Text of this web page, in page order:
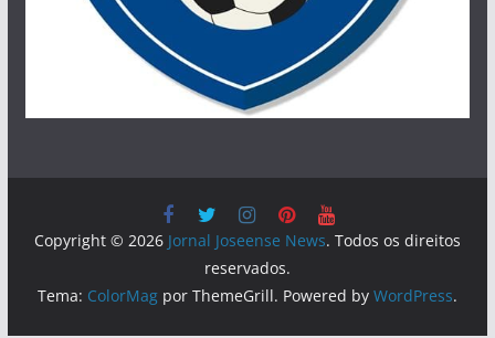
Copyright © 2026 Jornal Joseense News. Todos os direitos
reservados.
Tema: ColorMagpor ThemeGrill. Powered by WordPress.